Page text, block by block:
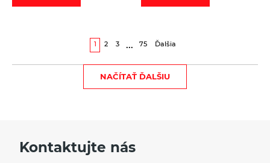
1 2 3 ... 75 Ďalšia
NAČÍTAŤ ĎALŠIU
Kontaktujte nás